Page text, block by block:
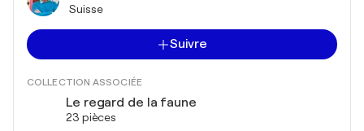
Suisse
Suivre
COLLECTION ASSOCIÉE
Le regard de la faune
23 pièces